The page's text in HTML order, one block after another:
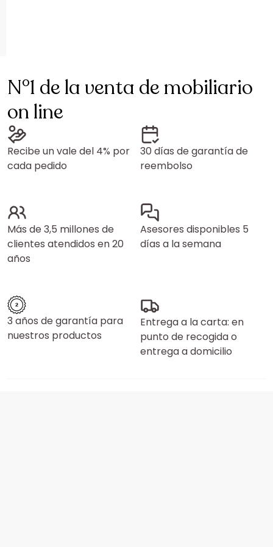
N°1 de la venta de mobiliario
on line
Recibe un vale del 4% por
cada pedido
30 días de garantía de
reembolso
Más de 3,5 millones de
clientes atendidos en 20
años
Asesores disponibles 5
días a la semana
3 años de garantía para
nuestros productos
Entrega a la carta: en
punto de recogida o
entrega a domicilio